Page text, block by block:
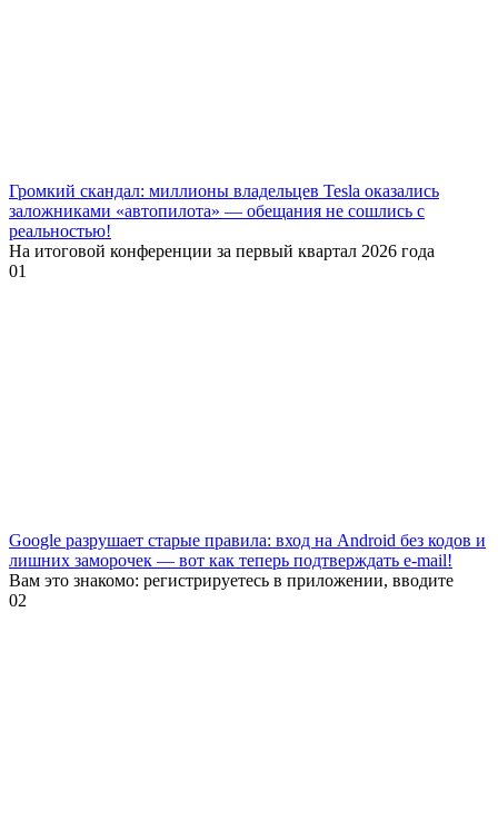
Громкий скандал: миллионы владельцев Tesla оказались
заложниками «автопилота» — обещания не сошлись с
реальностью!
На итоговой конференции за первый квартал 2026 года
01
Google разрушает старые правила: вход на Android без кодов и
лишних заморочек — вот как теперь подтверждать e-mail!
Вам это знакомо: регистрируетесь в приложении, вводите
02